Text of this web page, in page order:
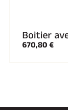
Boitier
670,80 €